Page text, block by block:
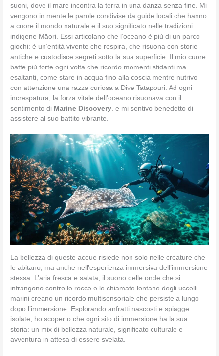
suoni, dove il mare incontra la terra in una danza senza fine. Mi
vengono in mente le parole condivise da guide locali che hanno
a cuore il mondo naturale e il suo significato nelle tradizioni
indigene Māori. Essi articolano che l’oceano è più di un parco
giochi: è un’entità vivente che respira, che risuona con storie
antiche e custodisce segreti sotto la sua superficie. Il mio cuore
batte più forte ogni volta che ricordo momenti sfidanti ma
esaltanti, come stare in acqua fino alla coscia mentre nutrivo
con attenzione una razza curiosa a Dive Tatapouri. Ad ogni
increspatura, la forza vitale dell’oceano risuonava con il
sentimento di Marine Discovery, e mi sentivo benedetto di
assistere al suo battito vibrante.
La bellezza di queste acque risiede non solo nelle creature che
le abitano, ma anche nell’esperienza immersiva dell’immersione
stessa. L’aria fresca e salata, il suono delle onde che si
infrangono contro le rocce e le chiamate lontane degli uccelli
marini creano un ricordo multisensoriale che persiste a lungo
dopo l’immersione. Esplorando anfratti nascosti e spiagge
isolate, ho scoperto che ogni sito di immersione ha la sua
storia: un mix di bellezza naturale, significato culturale e
avventura in attesa di essere svelata.